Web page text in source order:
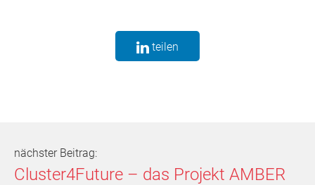
teilen
nächster Beitrag:
Cluster4Future – das Projekt AMBER